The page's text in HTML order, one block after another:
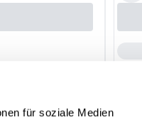
für soziale Medien